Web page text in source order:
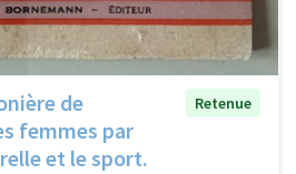
de
femmes par
et le sport.
Retenue